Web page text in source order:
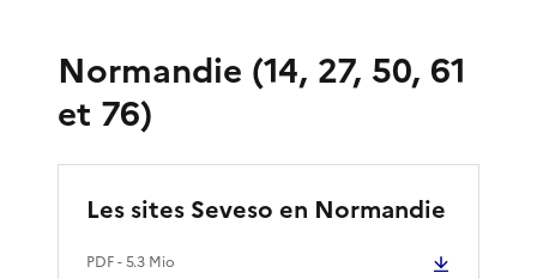
Normandie (14, 27, 50, 61
et 76)
Les sites Seveso en Normandie
PDF- 5.3 Mio